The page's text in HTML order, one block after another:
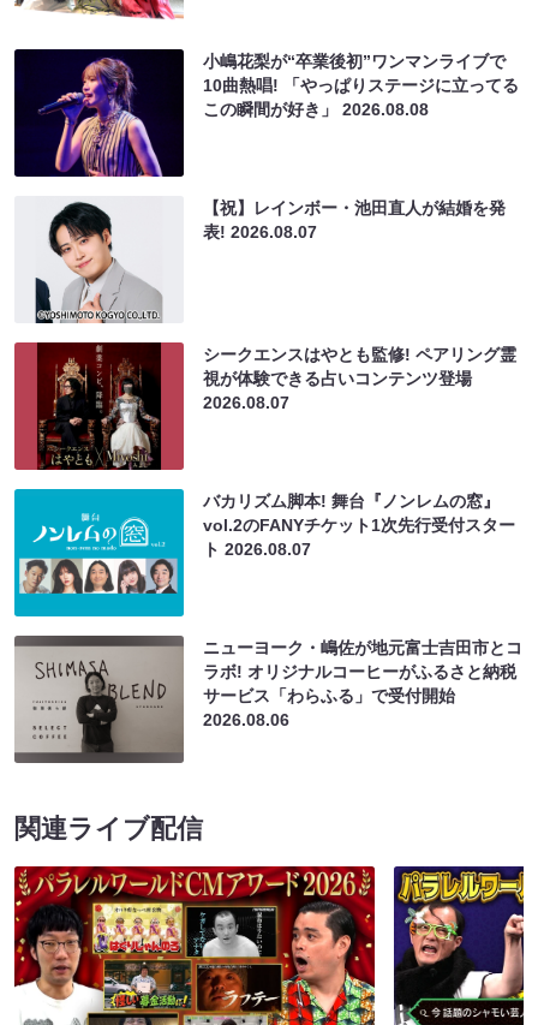
小嶋花梨が“卒業後初”ワンマンライブで
10曲熱唱! 「やっぱりステージに立ってる
この瞬間が好き」2026.08.08
【祝】レインボー・池田直人が結婚を発
表!2026.08.07
シークエンスはやとも監修! ペアリング霊
視が体験できる占いコンテンツ登場
2026.08.07
バカリズム脚本! 舞台『ノンレムの窓』
vol.2のFANYチケット1次先行受付スター
ト2026.08.07
ニューヨーク・嶋佐が地元富士吉田市とコ
ラボ! オリジナルコーヒーがふるさと納税
サービス「わらふる」で受付開始
2026.08.06
関連ライブ配信